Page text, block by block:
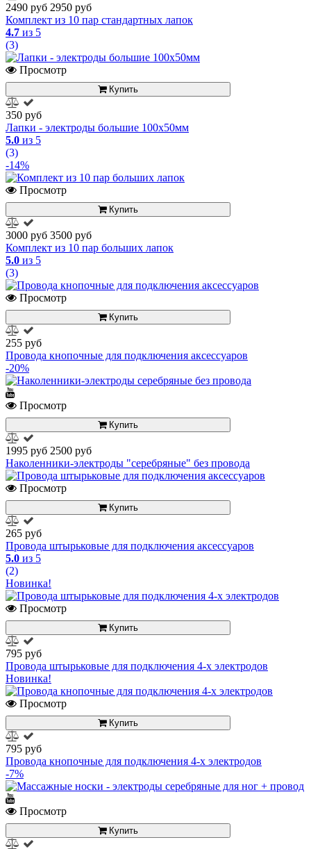
2490 руб 2950 руб
Комплект из 10 пар стандартных лапок
4.7 из 5
(3)
Просмотр
Купить
350 руб
Лапки - электроды большие 100x50мм
5.0 из 5
(3)
-14%
Просмотр
Купить
3000 руб 3500 руб
Комплект из 10 пар больших лапок
5.0 из 5
(3)
Просмотр
Купить
255 руб
Провода кнопочные для подключения аксессуаров
-20%
Просмотр
Купить
1995 руб 2500 руб
Наколенники-электроды "серебряные" без провода
Просмотр
Купить
265 руб
Провода штырьковые для подключения аксессуаров
5.0 из 5
(2)
Новинка!
Просмотр
Купить
795 руб
Провода штырьковые для подключения 4-х электродов
Новинка!
Просмотр
Купить
795 руб
Провода кнопочные для подключения 4-х электродов
-7%
Просмотр
Купить